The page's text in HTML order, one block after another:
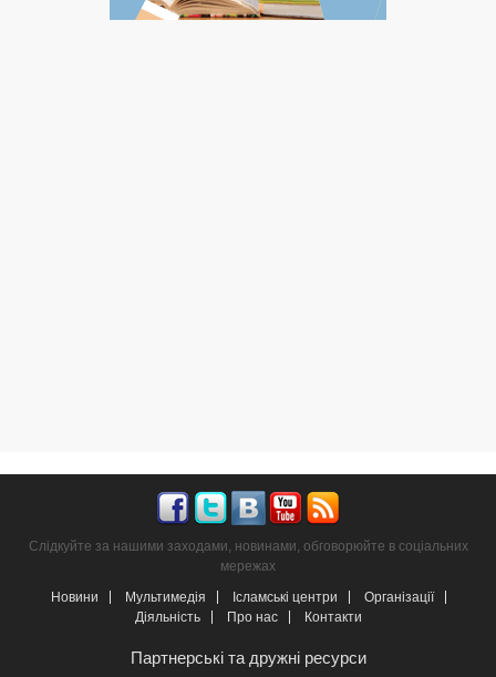
Слідкуйте за нашими заходами, новинами, обговорюйте в соціальних
мережах
Новини
Мультимедія Ісламські центри
Організації
Діяльність
Про нас Контакти
Партнерські та дружні ресурси